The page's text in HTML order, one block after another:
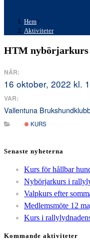
Hem>
Aktiviteter
HTM nybörjarkurs
NÄR:
16 oktober, 2022 kl.
VAR:
Vallentuna
KURS
Senaste nyheterna
Kurs för hållbar
Nybörjarkurs i
Valpkurs efter
Medlemsmöte 12
Kurs i
Kommande aktiviteter